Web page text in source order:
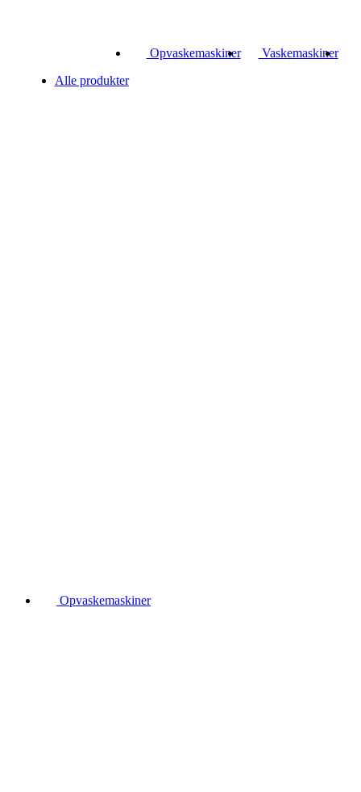
Opvaskemaskiner Vaskemaskiner
Alle produkter
Opvaskemaskiner